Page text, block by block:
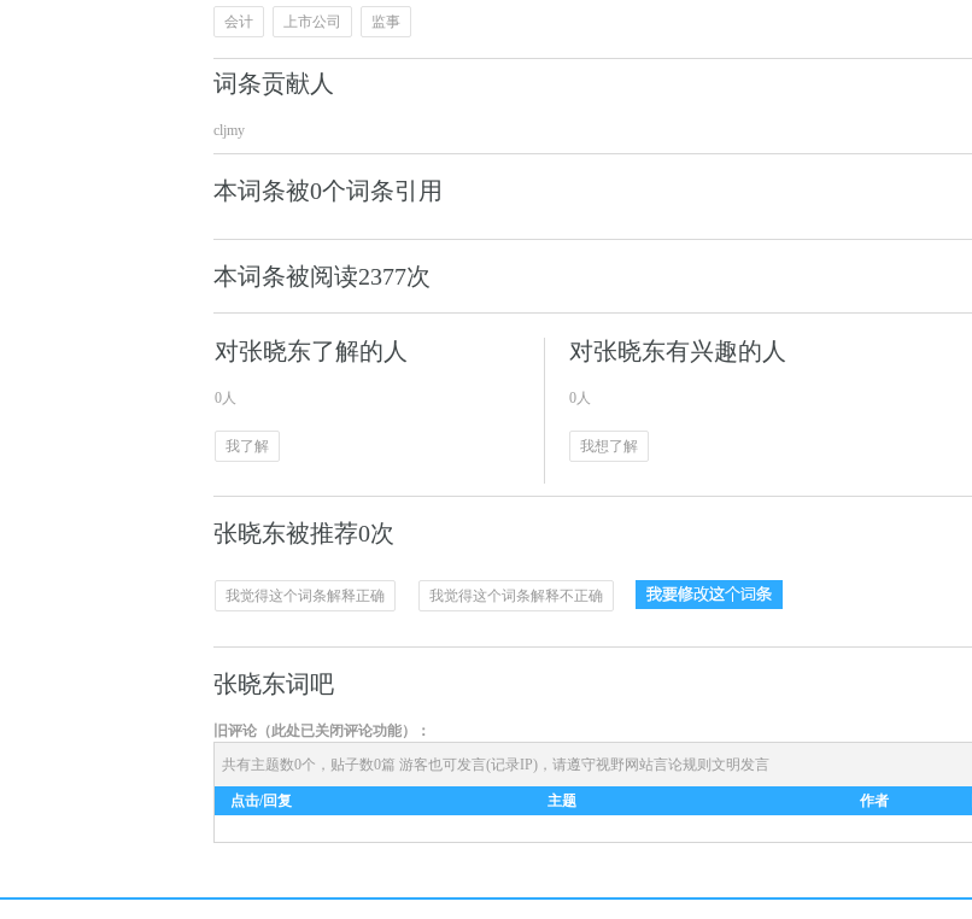
会计 上市公司 监事
词条贡献人
cljmy
本词条被0个词条引用
本词条被阅读2377次
对张晓东了解的人
0人
我了解
对张晓东有兴趣的人
0人
我想了解
张晓东被推荐0次
我觉得这个词条解释正确 我觉得这个词条解释不正确
张晓东词吧
旧评论（此处已关闭评论功能）：
共有主题数0个，贴子数0篇 游客也可发言(记录IP)，请遵守视野网站言论规则 文明发言
点击/回复 主题 作者